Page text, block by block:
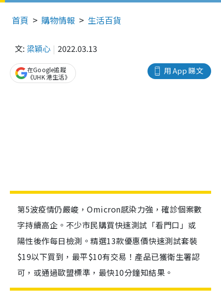
首頁 購物情報 生活百貨
文: 梁穎心 2022.03.13
用 App 睇文
在Google追蹤
《UHK 港生活》
第5波疫情仍嚴峻，Omicron感染力強，確診個案數
字持續高企。不少市民購買快速測試「看門口」或
陽性後作每日檢測。精選13款優惠價快速測試套裝
$19以下買到，最平$10有交易！產品已獲衛生署認
可，或通過歐盟標準，最快10分鐘知結果。